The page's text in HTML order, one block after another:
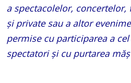
a spectacolelor,
și private sau a altor
permise cu participarea a
spectatori și cu purtarea